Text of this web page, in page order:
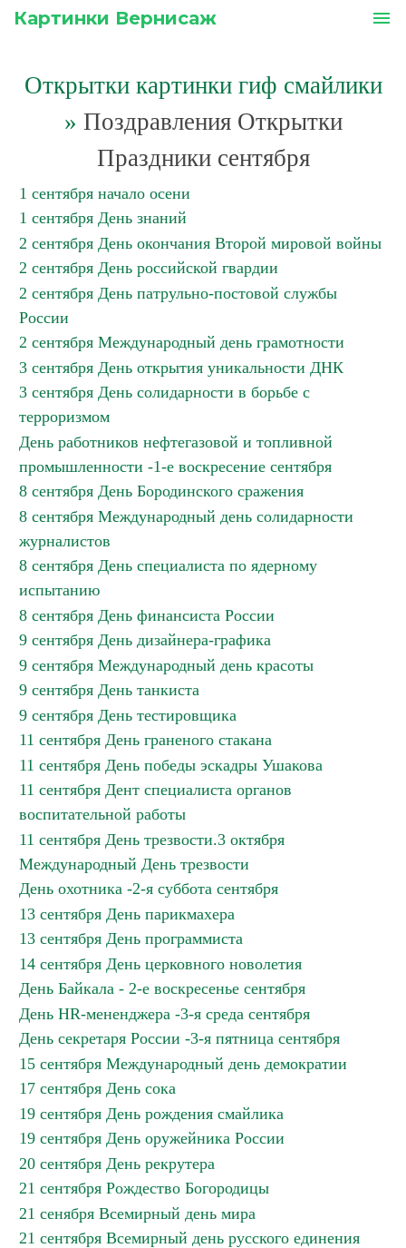
Картинки Вернисаж menu
Открытки картинки гиф смайлики
» Поздравления Открытки
Праздники сентября
1 сентября начало осени
1 сентября День знаний
2 сентября День окончания Второй мировой войны
2 сентября День российской гвардии
2 сентября День патрульно-постовой службы
России
2 сентября Международный день грамотности
3 сентября День открытия уникальности ДНК
3 сентября День солидарности в борьбе с
терроризмом
День работников нефтегазовой и топливной
промышленности -1-е воскресение сентября
8 сентября День Бородинского сражения
8 сентября Международный день солидарности
журналистов
8 сентября День специалиста по ядерному
испытанию
8 сентября День финансиста России
9 сентября День дизайнера-графика
9 сентября Международный день красоты
9 сентября День танкиста
9 сентября День тестировщика
11 сентября День граненого стакана
11 сентября День победы эскадры Ушакова
11 сентября Дент специалиста органов
воспитательной работы
11 сентября День трезвости.3 октября
Международный День трезвости
День охотника -2-я суббота сентября
13 сентября День парикмахера
13 сентября День программиста
14 сентября День церковного новолетия
День Байкала - 2-е воскресенье сентября
День HR-мененджера -3-я среда сентября
День секретаря России -3-я пятница сентября
15 сентября Международный день демократии
17 сентября День сока
19 сентября День рождения смайлика
19 сентября День оружейника России
20 сентября День рекрутера
21 сентября Рождество Богородицы
21 сенября Всемирный день мира
21 сентября Всемирный день русского единения